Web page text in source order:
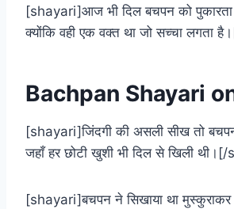
[shayari]आज भी दिल बचपन को
क्योंकि वही एक वक्त था जो सच्चा लगता
Bachpan Shayari
[shayari]जिंदगी की असली सीख तो
जहाँ हर छोटी खुशी भी दिल से खिली
[shayari]बचपन ने सिखाया था मुस्कुराकर